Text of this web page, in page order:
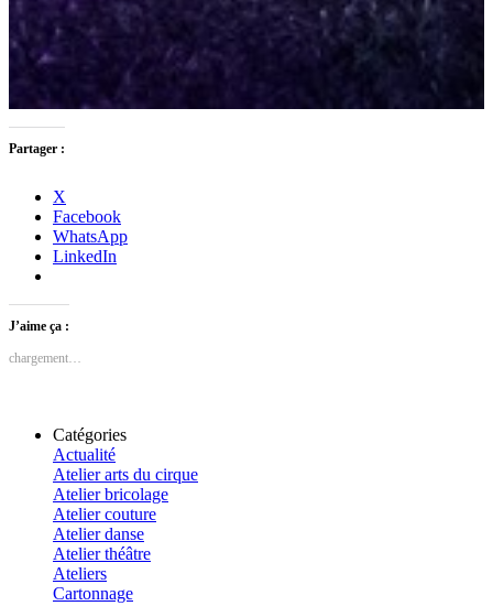
Partager :
X
Facebook
WhatsApp
LinkedIn
J’aime ça :
chargement…
Catégories
Actualité
Atelier arts du cirque
Atelier bricolage
Atelier couture
Atelier danse
Atelier théâtre
Ateliers
Cartonnage